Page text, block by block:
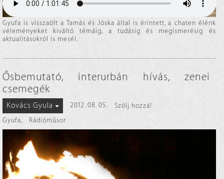
Gyufa is visszaölt a Tamás és Jóska által is érintett, a chaten élénk
véleményeket kiváltó témáig, a tudásig és megismerésig és
aktualitásokról is mesél.
Ősbemutató, interurbán hívás, zenei
csemegék
Kovács Gyula 2012. 08. 05.
Szólj hozzá!
Gyufa, Rádióműsor